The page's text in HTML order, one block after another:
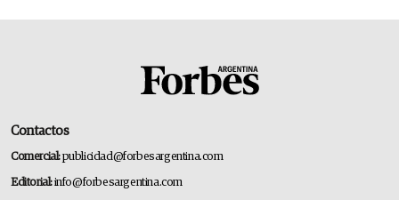
Contactos
Comercial:publicidad@forbesargentina.com
Editorial:info@forbesargentina.com